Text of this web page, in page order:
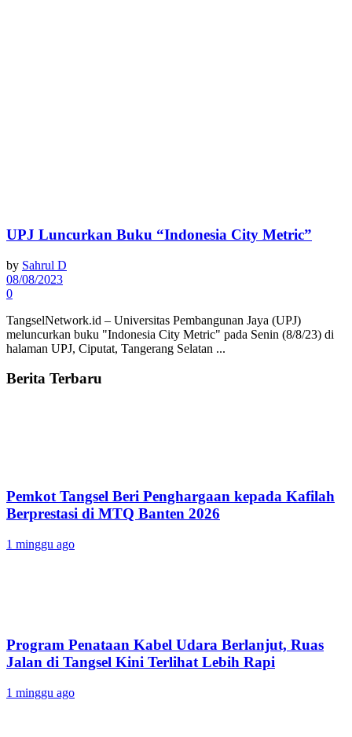
UPJ Luncurkan Buku “Indonesia City Metric”
by Sahrul D
08/08/2023
0
TangselNetwork.id – Universitas Pembangunan Jaya (UPJ)
meluncurkan buku "Indonesia City Metric" pada Senin (8/8/23) di
halaman UPJ, Ciputat, Tangerang Selatan ...
Berita Terbaru
Pemkot Tangsel Beri Penghargaan kepada Kafilah
Berprestasi di MTQ Banten 2026
1 minggu ago
Program Penataan Kabel Udara Berlanjut, Ruas
Jalan di Tangsel Kini Terlihat Lebih Rapi
1 minggu ago